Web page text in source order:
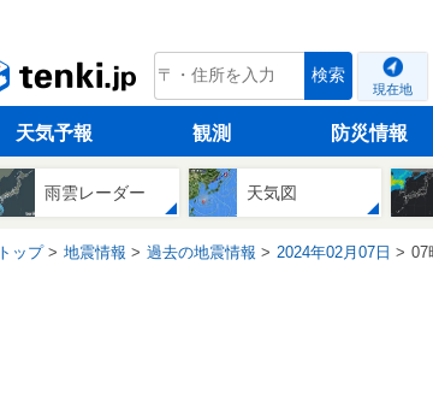
tenki.jp 検索
現在地
天気予報 観測 防災情報
雨雲レーダー 天気図
トップ 地震情報 過去の地震情報 2024年02月07日 07